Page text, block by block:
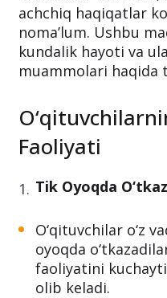
achchiq haqiqatlar
noma’lum. Ushbu
kundalik hayoti va
muammolari haqida
Faoliyati
Tik Oyoqda
O‘qituvchilar o‘z
oyoqda
faoliyatini
olib keladi.